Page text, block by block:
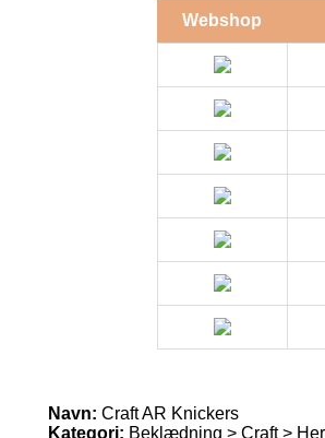
Webshop
Navn: Craft AR Knickers
Kategori: Beklædning > Craft >